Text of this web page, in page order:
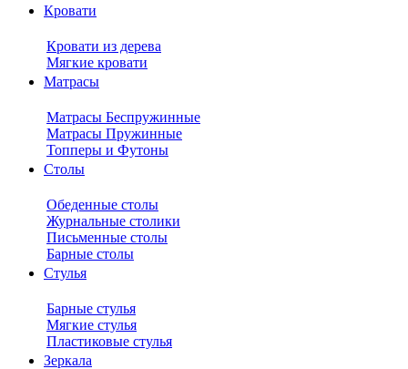
Кровати
Кровати из дерева
Мягкие кровати
Матрасы
Матрасы Беспружинные
Матрасы Пружинные
Топперы и Футоны
Столы
Обеденные столы
Журнальные столики
Письменные столы
Барные столы
Стулья
Барные стулья
Мягкие стулья
Пластиковые стулья
Зеркала